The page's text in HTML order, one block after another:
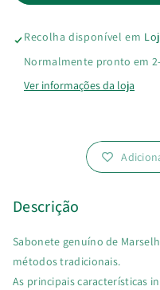
de
Sabão
Marselha
de
Sabão
Recolha disponível em
Normalmente pronto em
Ver informações da loja
Descrição
Sabonete genuíno de
métodos tradicionais.
As principais características